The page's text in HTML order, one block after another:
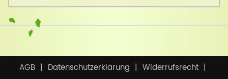
AGB Datenschutzerklärung
Widerrufsrecht